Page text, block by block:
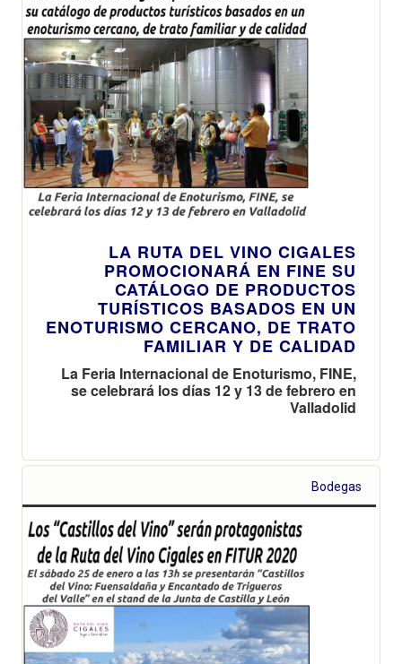
LA RUTA DEL VINO CIGALES
PROMOCIONARÁ EN FINE SU
CATÁLOGO DE PRODUCTOS
TURÍSTICOS BASADOS EN UN
ENOTURISMO CERCANO, DE TRATO
FAMILIAR Y DE CALIDAD
La Feria Internacional de Enoturismo, FINE,
se celebrará los días 12 y 13 de febrero en
Valladolid
Bodegas